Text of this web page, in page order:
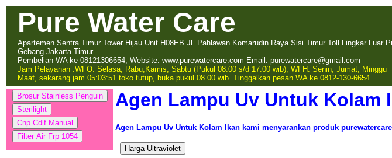
Pure Water Care
Apartemen Sentra Timur Tower Hijau Unit H08EB Jl. Pahlawan Komarudin Raya Sisi Timur Toll Lingkar Luar
Gebang Jakarta Timur
Pembelian WA ke 08121306654, Website: www.purewatercare.com Email: purewatercare@gmail.com
Jam Pelayanan :WFO: Selasa, Rabu,Kamis, Sabtu (Pukul 08.00 s/d 17.00 wib), WFH: Senin, Jumat, Minggu
Maaf, sekarang jam 05:03:51 toko tutup, buka pukul 08.00 wib. Tinggalkan pesan WA ke 0812-130-6654
Agen Lampu Uv Untuk Kolam
Agen Lampu Uv Untuk Kolam Ikan kami menyarankan produk